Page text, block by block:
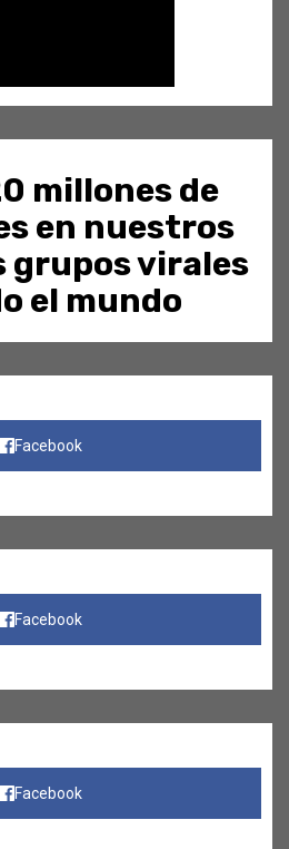
millones de
en nuestros
virales
el mundo
Facebook
Facebook
Facebook